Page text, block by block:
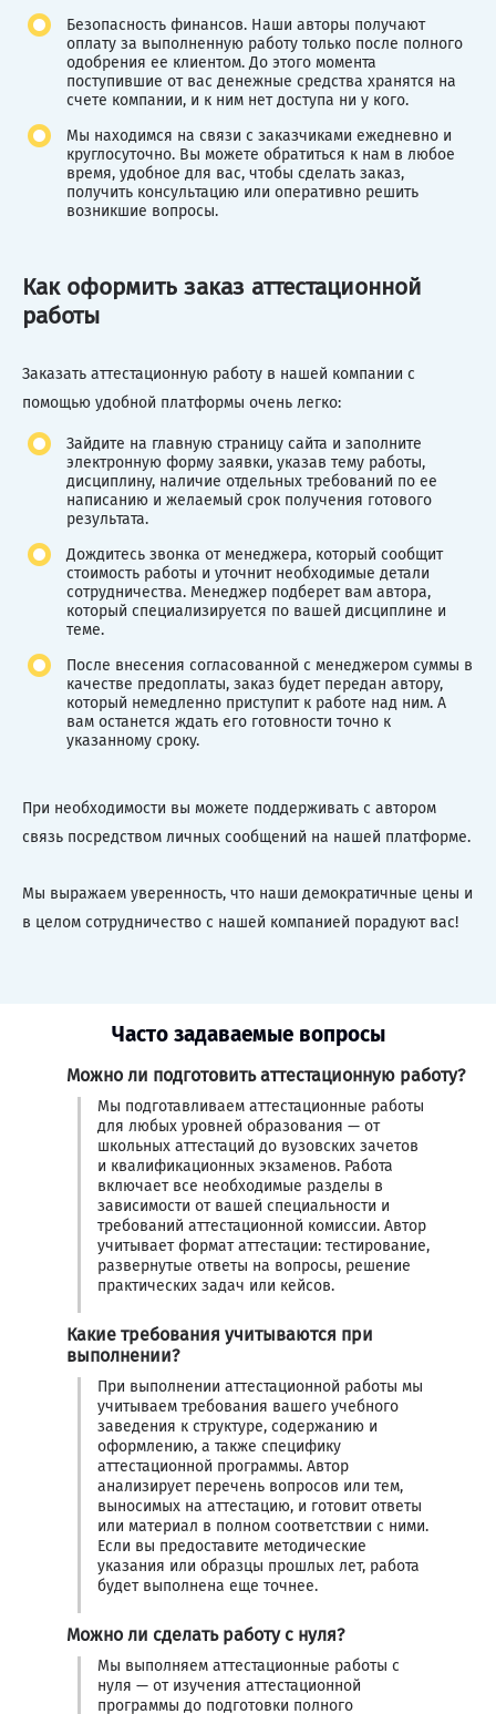
Безопасность финансов. Наши авторы получают
оплату за выполненную работу только после полного
одобрения ее клиентом. До этого момента
поступившие от вас денежные средства хранятся на
счете компании, и к ним нет доступа ни у кого.
Мы находимся на связи с заказчиками ежедневно и
круглосуточно. Вы можете обратиться к нам в любое
время, удобное для вас, чтобы сделать заказ,
получить консультацию или оперативно решить
возникшие вопросы.
Как оформить заказ аттестационной
работы
Заказать аттестационную работу в нашей компании с
помощью удобной платформы очень легко:
Зайдите на главную страницу сайта и заполните
электронную форму заявки, указав тему работы,
дисциплину, наличие отдельных требований по ее
написанию и желаемый срок получения готового
результата.
Дождитесь звонка от менеджера, который сообщит
стоимость работы и уточнит необходимые детали
сотрудничества. Менеджер подберет вам автора,
который специализируется по вашей дисциплине и
теме.
После внесения согласованной с менеджером суммы в
качестве предоплаты, заказ будет передан автору,
который немедленно приступит к работе над ним. А
вам останется ждать его готовности точно к
указанному сроку.
При необходимости вы можете поддерживать с автором
связь посредством личных сообщений на нашей платформе.
Мы выражаем уверенность, что наши демократичные цены и
в целом сотрудничество с нашей компанией порадуют вас!
Часто задаваемые вопросы
Можно ли подготовить аттестационную работу?
Мы подготавливаем аттестационные работы
для любых уровней образования — от
школьных аттестаций до вузовских зачетов
и квалификационных экзаменов. Работа
включает все необходимые разделы в
зависимости от вашей специальности и
требований аттестационной комиссии. Автор
учитывает формат аттестации: тестирование,
развернутые ответы на вопросы, решение
практических задач или кейсов.
Какие требования учитываются при
выполнении?
При выполнении аттестационной работы мы
учитываем требования вашего учебного
заведения к структуре, содержанию и
оформлению, а также специфику
аттестационной программы. Автор
анализирует перечень вопросов или тем,
выносимых на аттестацию, и готовит ответы
или материал в полном соответствии с ними.
Если вы предоставите методические
указания или образцы прошлых лет, работа
будет выполнена еще точнее.
Можно ли сделать работу с нуля?
Мы выполняем аттестационные работы с
нуля — от изучения аттестационной
программы до подготовки полного